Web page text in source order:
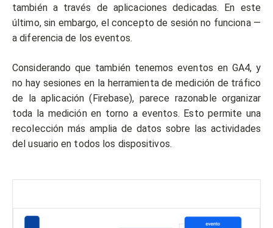
también a través de aplicaciones dedicadas. En este
último, sin embargo, el concepto de sesión no funciona —
a diferencia de los eventos.
Considerando que también tenemos eventos en GA4, y
no hay sesiones en la herramienta de medición de tráfico
de la aplicación (Firebase), parece razonable organizar
toda la medición en torno a eventos. Esto permite una
recolección más amplia de datos sobre las actividades
del usuario en todos los dispositivos.